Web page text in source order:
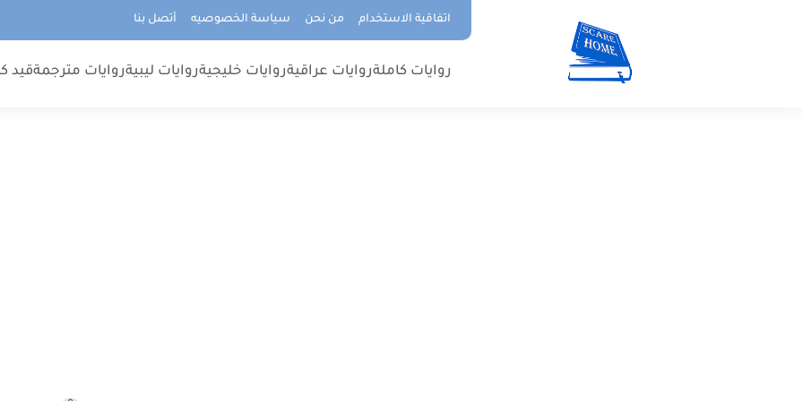
اتفاقية الاستخدام من نحن سياسة الخصوصيه أتصل بنا
روايات كاملةروايات عراقيةروايات خليجيةروايات ليبيةروايات مترجمةقيد